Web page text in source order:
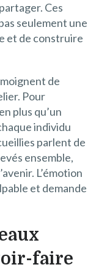
Ces
seulement une
et de construire
de
Pour
plus qu’un
individu
parlent de
ensemble,
L’émotion
et demande
faire